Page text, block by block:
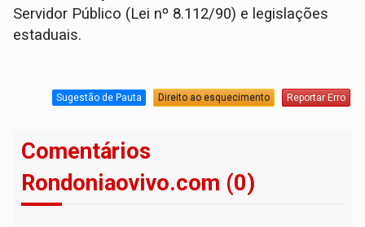
Servidor Público (Lei nº 8.112/90) e legislações
estaduais.
Sugestão de Pauta Direito ao esquecimento Reportar Erro
Comentários
Rondoniaovivo.com (0)